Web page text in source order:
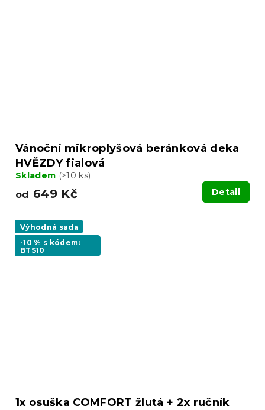
Vánoční mikroplyšová beránková deka
HVĚZDY fialová
Skladem (>10 ks)
od 649 Kč Detail
Výhodná sada
-10 % s kódem:
BTS10
1x osuška COMFORT žlutá + 2x ručník